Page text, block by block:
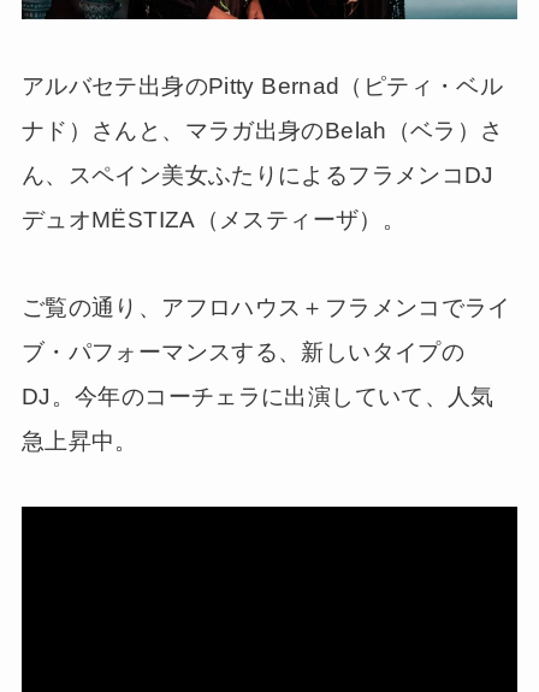
アルバセテ出身のPitty Bernad（ピティ・ベル
ナド）さんと、マラガ出身のBelah（ベラ）さ
ん、スペイン美女ふたりによるフラメンコDJ
デュオMËSTIZA（メスティーザ）。
ご覧の通り、アフロハウス＋フラメンコでライ
ブ・パフォーマンスする、新しいタイプの
DJ。今年のコーチェラに出演していて、人気
急上昇中。